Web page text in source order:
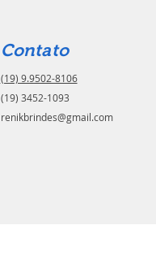
Contato
(19) 9.9502-8106
(19) 3452-1093
renikbrindes@gmail.com